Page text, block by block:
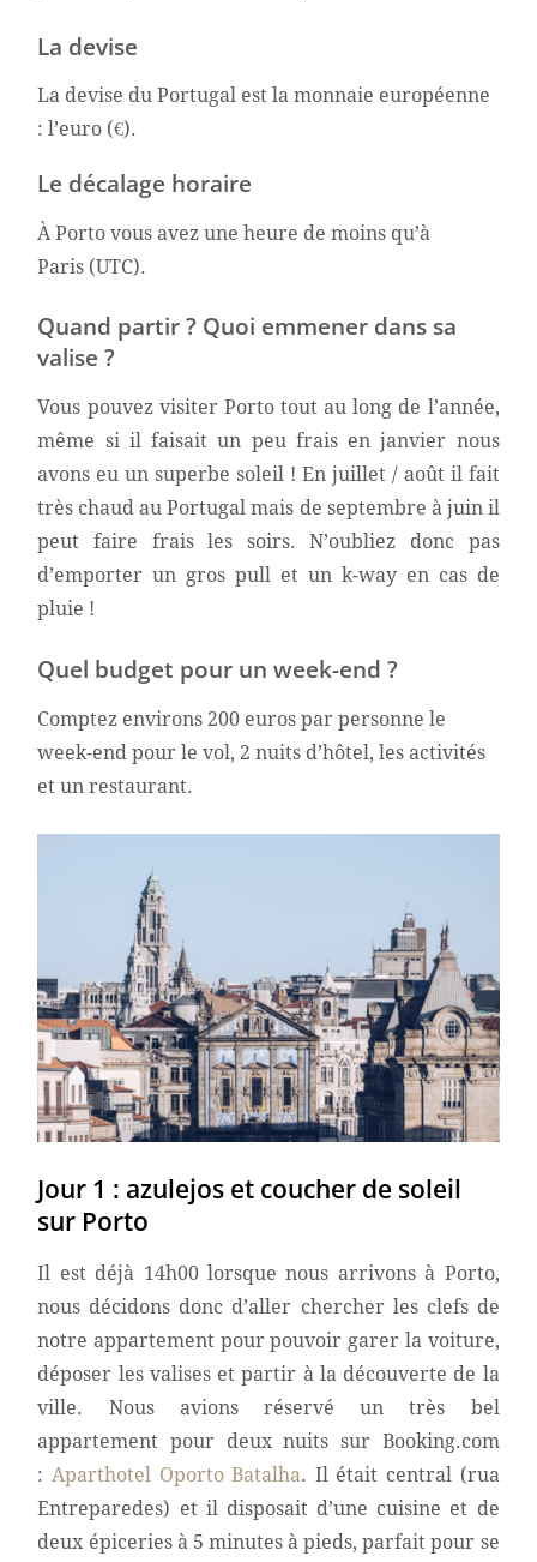
La devise
La devise du Portugal est la monnaie européenne
: l’euro (€).
Le décalage horaire
À Porto vous avez une heure de moins qu’à
Paris (UTC).
Quand partir ? Quoi emmener dans sa
valise ?
Vous pouvez visiter Porto tout au long de l’année,
même si il faisait un peu frais en janvier nous
avons eu un superbe soleil ! En juillet / août il fait
très chaud au Portugal mais de septembre à juin il
peut faire frais les soirs. N’oubliez donc pas
d’emporter un gros pull et un k-way en cas de
pluie !
Quel budget pour un week-end ?
Comptez environs 200 euros par personne le
week-end pour le vol, 2 nuits d’hôtel, les activités
et un restaurant.
Jour 1 : azulejos et coucher de soleil
sur Porto
Il est déjà 14h00 lorsque nous arrivons à Porto,
nous décidons donc d’aller chercher les clefs de
notre appartement pour pouvoir garer la voiture,
déposer les valises et partir à la découverte de la
ville. Nous avions réservé un très bel
appartement pour deux nuits sur Booking.com
: Aparthotel Oporto Batalha. Il était central (rua
Entreparedes) et il disposait d’une cuisine et de
deux épiceries à 5 minutes à pieds, parfait pour se